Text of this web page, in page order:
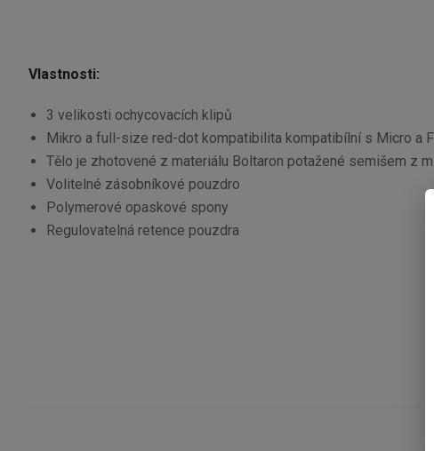
Vlastnosti:
3 velikosti ochycovacích klipů
Mikro a full-size red-dot kompatibilita kompatibílní s Micro a
Tělo je zhotovené z materiálu Boltaron potažené semišem z
Volitelné zásobníkové pouzdro
Polymerové opaskové spony
Regulovatelná retence pouzdra